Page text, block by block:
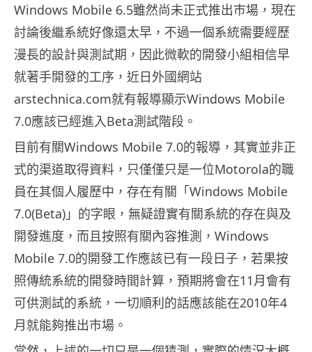
Windows Mobile 6.5雖然尚未正式推出巿場，現在
討論後繼系統好像還太早，不過一個系統需要經歷
漫長的設計與測試期，因此微軟的開發小組相信早
就著手開發的工序，近日外國網站
arstechnica.com就有報導顯示Windows Mobile
7.0應該已經進入Beta測試階段。
目前有關Windows Mobile 7.0的報導，其實並非正
式的渠道取得資料，只僅僅只是一位Motorola的職
員在其個人履歷中，存在有關「Windows Mobile
7.0(Beta)」的字眼，無疑證實有關系統的存在與及
開發進度，而且按照有關內容推測，Windows
Mobile 7.0的開發工作應該已有一段日子，若果按
照傳統系統的開發時間計算，預期將會在11月會有
可供測試的系統，一切順利的話應該能在2010年4
月就能夠推出巿場。